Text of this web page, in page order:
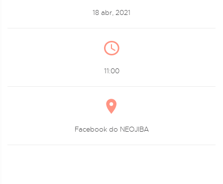
18 abr, 2021
11:00
Facebook do NEOJIBA